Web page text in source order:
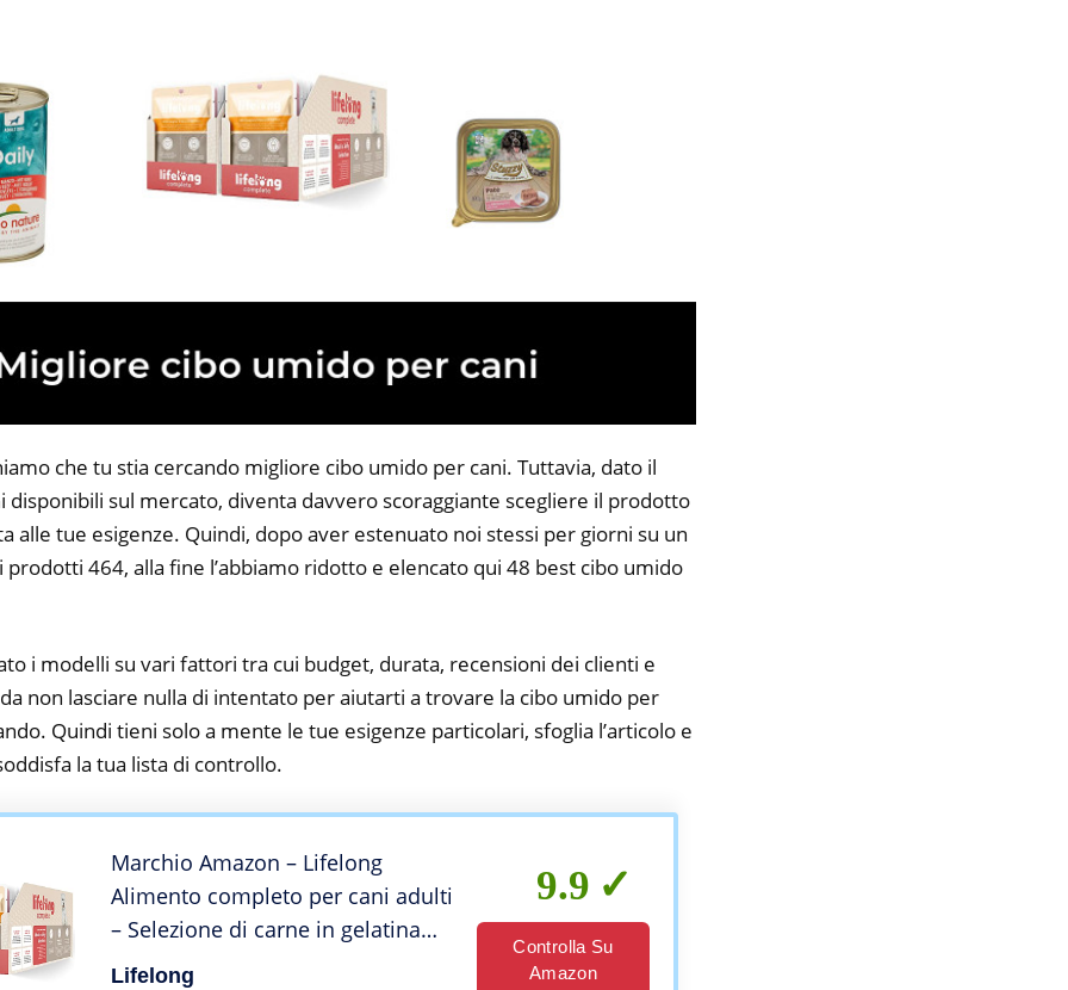
che tu stia cercando migliore cibo umido per cani. Tuttavia, dato il
disponibili sul mercato, diventa davvero scoraggiante scegliere il prodotto
alle tue esigenze. Quindi, dopo aver estenuato noi stessi per giorni su un
464, alla fine l’abbiamo ridotto e elencato qui 48 best cibo umido
i modelli su vari fattori tra cui budget, durata, recensioni dei clienti e
non lasciare nulla di intentato per aiutarti a trovare la cibo umido per
Quindi tieni solo a mente le tue esigenze particolari, sfoglia l’articolo e
la tua lista di controllo.
Marchio Amazon – Lifelong
Alimento completo per cani adulti
– Selezione di carne in gelatina
4,8 kg (48 sacchetti x 100g)
Lifelong
9.9
Controlla Su
Amazon